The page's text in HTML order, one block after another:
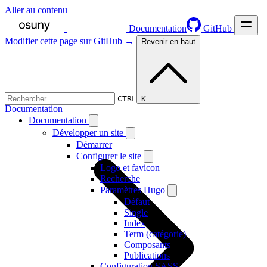
Aller au contenu
Documentation
GitHub
CTRL K
Documentation
Développer un site
Démarrer
Configurer le site
Logo et favicon
Recherche
Paramètres Hugo
Défaut
Single
Index
Term (catégorie)
Composants
Publications
Modifier cette page sur GitHub → Revenir en haut
Documentation